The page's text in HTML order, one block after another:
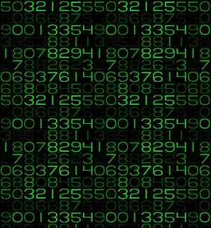
Buenas, para quien revise este ejercicio
Apartado a) Correcto
Apartados b) y c) No están bien resueltos
Puede verse una solución correcta para
Salu2
29 Aprender a programar desde cero /
«en:15 de Febrero 2022, 20:25 »
Nota: para escribir en los foros es